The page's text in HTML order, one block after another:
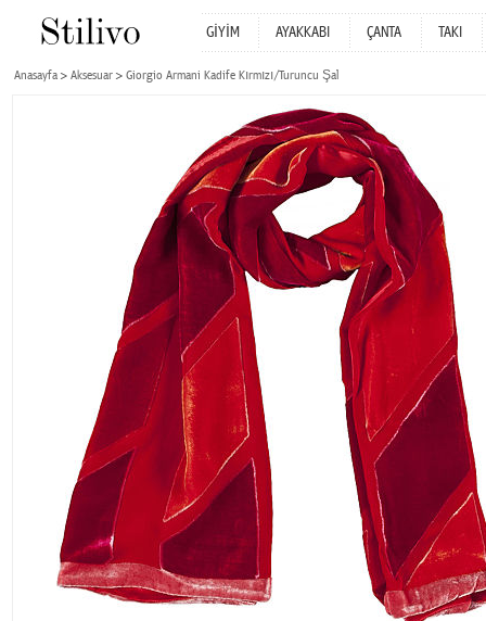
GİYİM AYAKKABI ÇANTA TAKI
Anasayfa Aksesuar Giorgio Armani Kadife Kırmızı/Turuncu Şal